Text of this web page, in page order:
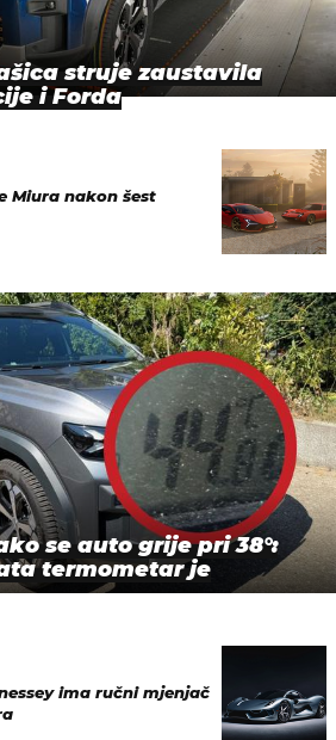
struje zaustavila
i Forda
Miura nakon šest
se auto grije pri 38°:
termometar je
ima ručni mjenjač